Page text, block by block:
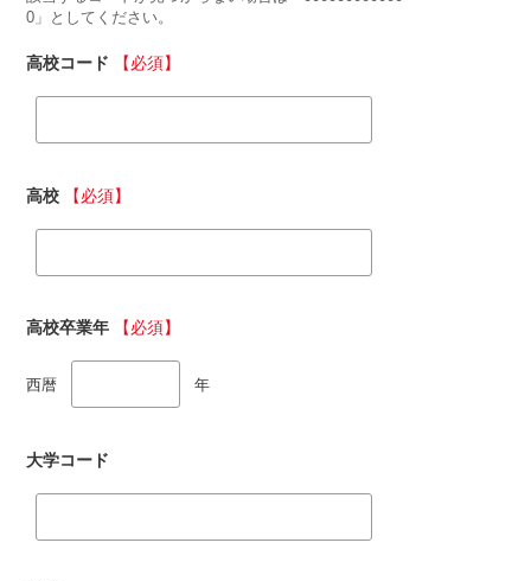
0」としてください。
高校コード 【必須】
高校 【必須】
高校卒業年 【必須】
西暦 年
大学コード